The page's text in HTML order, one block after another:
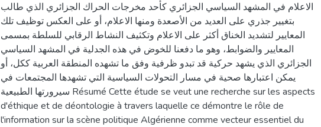
الاعلام في المشهد السياسي الجزائري كأحد مخرجات الحراك الجزائري الذي طالب
بتغيير جذري على العديد من الأصعدة ومنها الاعلام، أو على العكس توظيف تلك
المعايير لتشديد الخناق أكثر على الاعلام وتكثيف النشاط الرقابي للسلطة بمسمى
المعايير والضوابط، وهو ما دفعنا للخوض في هذه الجدلية في المشهد السياسي
الجزائري الذي يشهد حركية قد تبدو ظرفية وفق ما تشهده المنطقة العربية ككل، أو
يمكن اعتبارها صحية في مسار التحولات السياسية التي تشهدها المجتمعات في
سيرورتها الطبيعية Résumé Cette étude se veut une recherche sur les aspects
d'éthique et de déontologie à travers laquelle ce démontre le rôle de
l'information sur la scène politique Algérienne comme vecteur essentiel du